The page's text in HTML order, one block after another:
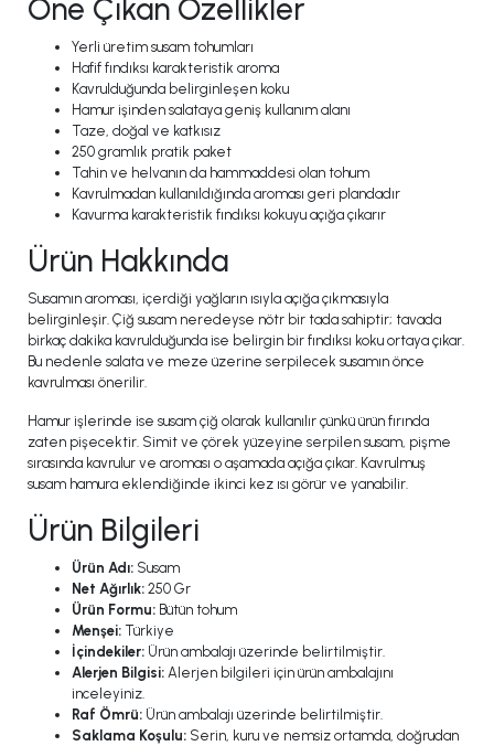
Öne Çıkan Özellikler
Yerli üretim susam tohumları
Hafif fındıksı karakteristik aroma
Kavrulduğunda belirginleşen koku
Hamur işinden salataya geniş kullanım alanı
Taze, doğal ve katkısız
250 gramlık pratik paket
Tahin ve helvanın da hammaddesi olan tohum
Kavrulmadan kullanıldığında aroması geri plandadır
Kavurma karakteristik fındıksı kokuyu açığa çıkarır
Ürün Hakkında
Susamın aroması, içerdiği yağların ısıyla açığa çıkmasıyla
belirginleşir. Çiğ susam neredeyse nötr bir tada sahiptir; tavada
birkaç dakika kavrulduğunda ise belirgin bir fındıksı koku ortaya çıkar.
Bu nedenle salata ve meze üzerine serpilecek susamın önce
kavrulması önerilir.
Hamur işlerinde ise susam çiğ olarak kullanılır çünkü ürün fırında
zaten pişecektir. Simit ve çörek yüzeyine serpilen susam, pişme
sırasında kavrulur ve aroması o aşamada açığa çıkar. Kavrulmuş
susam hamura eklendiğinde ikinci kez ısı görür ve yanabilir.
Ürün Bilgileri
Ürün Adı: Susam
Net Ağırlık: 250 Gr
Ürün Formu: Bütün tohum
Menşei: Türkiye
İçindekiler: Ürün ambalajı üzerinde belirtilmiştir.
Alerjen Bilgisi: Alerjen bilgileri için ürün ambalajını
inceleyiniz.
Raf Ömrü: Ürün ambalajı üzerinde belirtilmiştir.
Saklama Koşulu: Serin, kuru ve nemsiz ortamda, doğrudan